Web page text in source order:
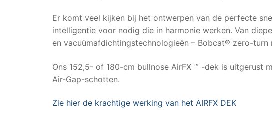
Er komt veel kijken bij het ontwerpen van de perfecte
intelligentie voor nodig die in harmonie werken. Van
en vacuümafdichtingstechnologieën – Bobcat® zero-
Ons 152,5- of 180-cm bullnose AirFX ™ -dek is uitgerust
Air-Gap-schotten.
Zie hier de krachtige werking van het AIRFX DEK